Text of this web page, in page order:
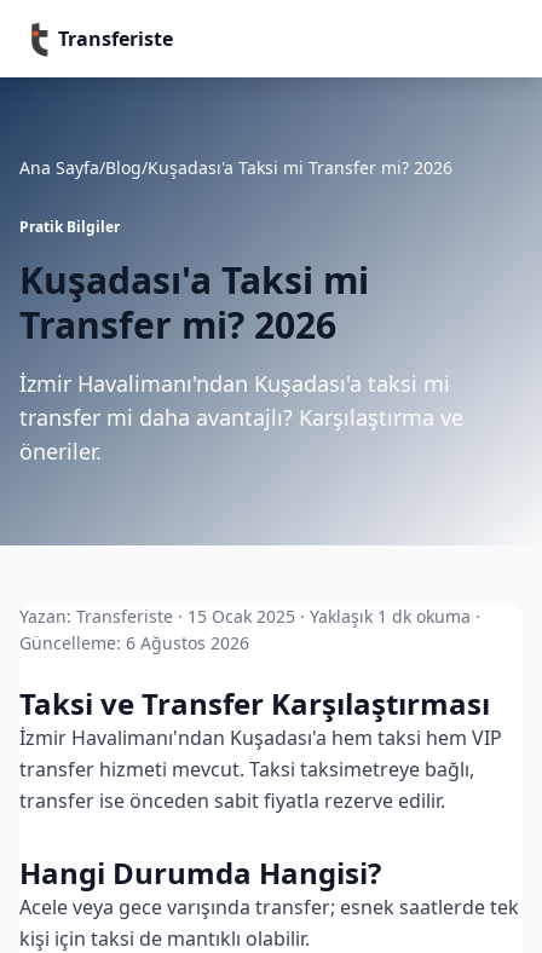
Transferiste
Ana Sayfa/Blog/Kuşadası'a Taksi mi Transfer mi? 2026
Pratik Bilgiler
Kuşadası'a Taksi mi
Transfer mi? 2026
İzmir Havalimanı'ndan Kuşadası'a taksi mi
transfer mi daha avantajlı? Karşılaştırma ve
öneriler.
Yazan: Transferiste · 15 Ocak 2025 · Yaklaşık 1 dk okuma ·
Güncelleme: 6 Ağustos 2026
Taksi ve Transfer Karşılaştırması
İzmir Havalimanı'ndan Kuşadası'a hem taksi hem VIP
transfer hizmeti mevcut. Taksi taksimetreye bağlı,
transfer ise önceden sabit fiyatla rezerve edilir.
Hangi Durumda Hangisi?
Acele veya gece varışında transfer; esnek saatlerde tek
kişi için taksi de mantıklı olabilir.